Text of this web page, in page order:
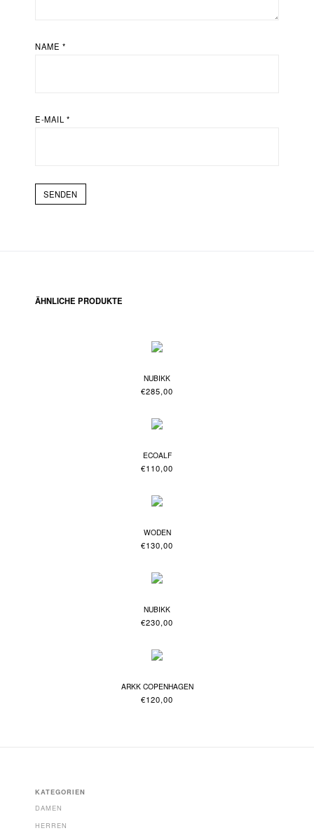
NAME *
E-MAIL *
ÄHNLICHE PRODUKTE
NUBIKK
€285,00
ECOALF
€110,00
WODEN
€130,00
NUBIKK
€230,00
ARKK COPENHAGEN
€120,00
KATEGORIEN
DAMEN
HERREN